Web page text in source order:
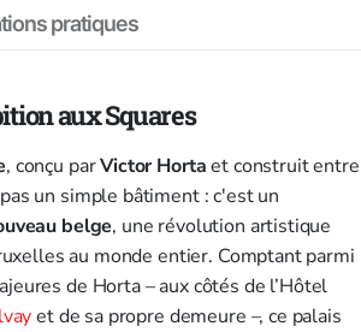
pratiques
aux Squares
, conçu parVictor Hortaet construit entre
un simple bâtiment : c'est un
belge, une révolution artistique
au monde entier. Comptant parmi
de Horta – aux côtés de l’Hôtel
et de sa propre demeure –, ce palais